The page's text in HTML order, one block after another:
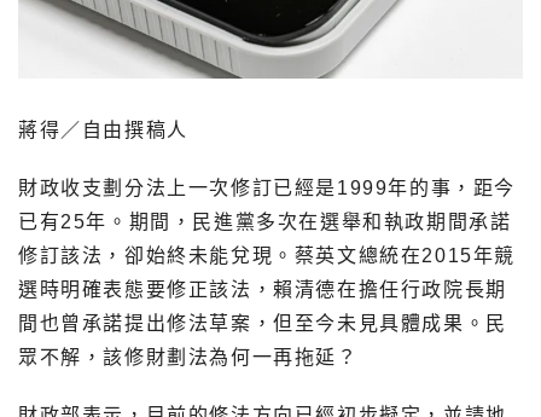
蔣得／自由撰稿人
財政收支劃分法上一次修訂已經是1999年的事，距今
已有25年。期間，民進黨多次在選舉和執政期間承諾
修訂該法，卻始終未能兌現。蔡英文總統在2015年競
選時明確表態要修正該法，賴清德在擔任行政院長期
間也曾承諾提出修法草案，但至今未見具體成果。民
眾不解，該修財劃法為何一再拖延？